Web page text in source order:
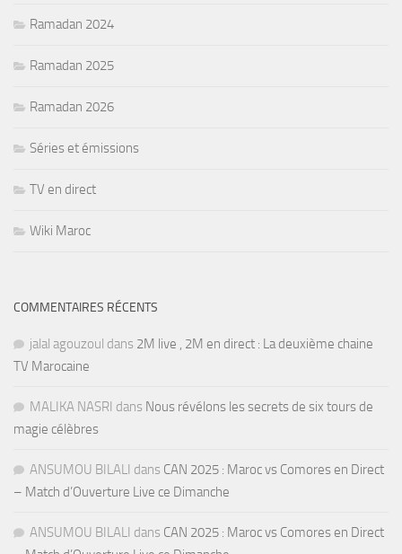
Ramadan 2024
Ramadan 2025
Ramadan 2026
Séries et émissions
TV en direct
Wiki Maroc
COMMENTAIRES RÉCENTS
jalal agouzoul dans 2M live , 2M en direct : La deuxième chaine
TV Marocaine
MALIKA NASRI dans Nous révélons les secrets de six tours de
magie célèbres
ANSUMOU BILALI dans CAN 2025 : Maroc vs Comores en Direct
– Match d’Ouverture Live ce Dimanche
ANSUMOU BILALI dans CAN 2025 : Maroc vs Comores en Direct